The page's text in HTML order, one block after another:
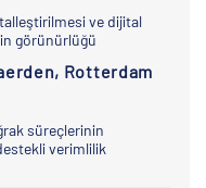
ve dijital
görünürlüğü
Rotterdam
süreçlerinin
verimlilik